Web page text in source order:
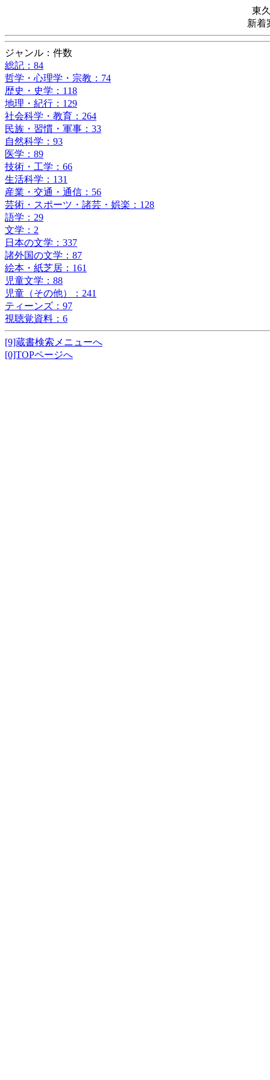
東
新着
ジャンル：件数
総記：84
哲学・心理学・宗教：74
歴史・史学：118
地理・紀行：129
社会科学・教育：264
民族・習慣・軍事：33
自然科学：93
医学：89
技術・工学：66
生活科学：131
産業・交通・通信：56
芸術・スポーツ・諸芸・娯楽：128
語学：29
文学：2
日本の文学：337
諸外国の文学：87
絵本・紙芝居：161
児童文学：88
児童（その他）：241
ティーンズ：97
視聴覚資料：6
[9]蔵書検索メニューへ
[0]TOPページへ